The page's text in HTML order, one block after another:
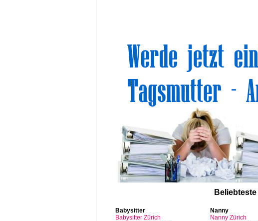
Beliebteste
Babysitter
Babysitter Zürich
Nanny
Nanny Zürich